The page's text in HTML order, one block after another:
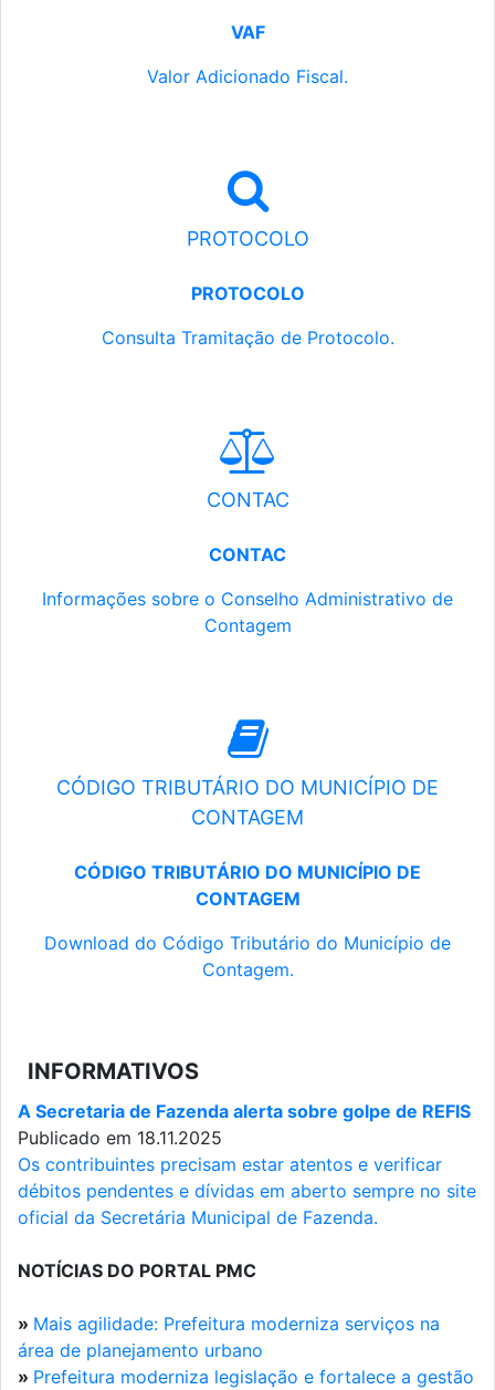
VAF
Valor Adicionado Fiscal.
PROTOCOLO
PROTOCOLO
Consulta Tramitação de Protocolo.
CONTAC
CONTAC
Informações sobre o Conselho Administrativo de
Contagem
CÓDIGO TRIBUTÁRIO DO MUNICÍPIO DE
CONTAGEM
CÓDIGO TRIBUTÁRIO DO MUNICÍPIO DE
CONTAGEM
Download do Código Tributário do Município de
Contagem.
INFORMATIVOS
A Secretaria de Fazenda alerta sobre golpe de REFIS
Publicado em 18.11.2025
Os contribuintes precisam estar atentos e verificar
débitos pendentes e dívidas em aberto sempre no site
oficial da Secretária Municipal de Fazenda.
NOTÍCIAS DO PORTAL PMC
» Mais agilidade: Prefeitura moderniza serviços na
área de planejamento urbano
» Prefeitura moderniza legislação e fortalece a gestão